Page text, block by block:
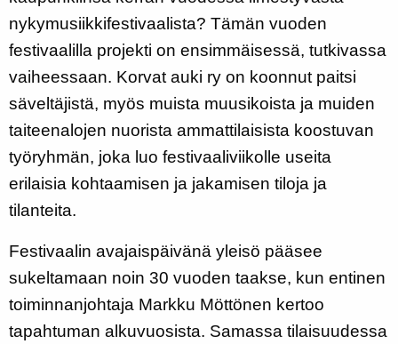
nykymusiikkifestivaalista? Tämän vuoden
festivaalilla projekti on ensimmäisessä, tutkivassa
vaiheessaan. Korvat auki ry on koonnut paitsi
säveltäjistä, myös muista muusikoista ja muiden
taiteenalojen nuorista ammattilaisista koostuvan
työryhmän, joka luo festivaaliviikolle useita
erilaisia kohtaamisen ja jakamisen tiloja ja
tilanteita.
Festivaalin avajaispäivänä yleisö pääsee
sukeltamaan noin 30 vuoden taakse, kun entinen
toiminnanjohtaja Markku Möttönen kertoo
tapahtuman alkuvuosista. Samassa tilaisuudessa